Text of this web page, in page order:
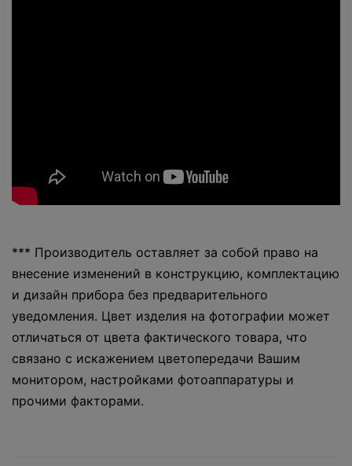
*** Производитель оставляет за собой право на
внесение изменений в конструкцию, комплектацию
и дизайн прибора без предварительного
уведомления. Цвет изделия на фотографии может
отличаться от цвета фактического товара, что
связано с искажением цветопередачи Вашим
монитором, настройками фотоаппаратуры и
прочими факторами.